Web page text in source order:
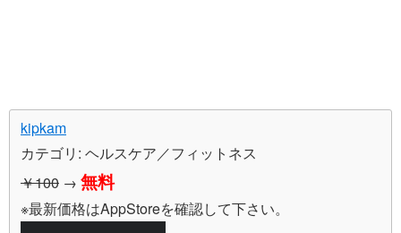
kipkam
カテゴリ: ヘルスケア／フィットネス
￥100 → 無料
※最新価格はAppStoreを確認して下さい。